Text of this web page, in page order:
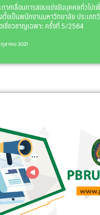
กาศเลื่อนการสอบแข่งขันบุคคลทั่วไปเ
ตั้งเป็นพนักงานมหาวิทยาลัย ประเภท
เชี่ยวชาญเฉพาะ ครั้งที่ 5/2564
ตุลาคม 2021